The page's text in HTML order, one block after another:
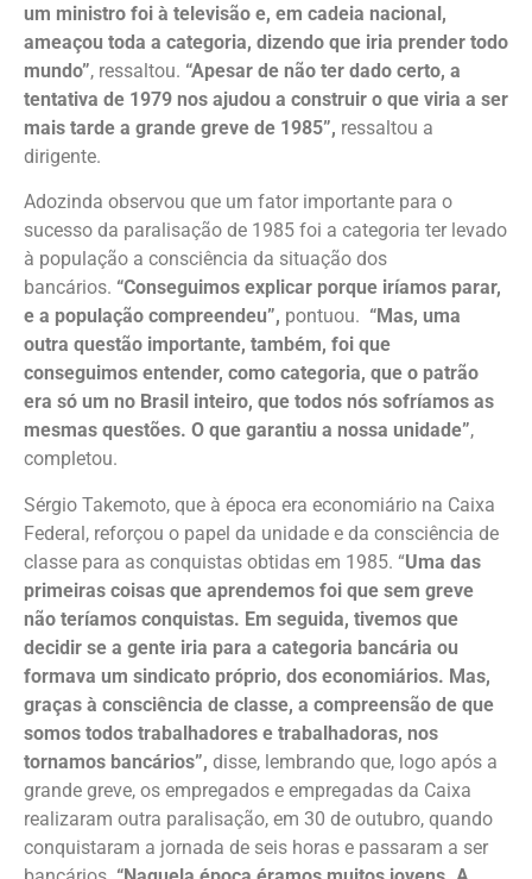
um ministro foi à televisão e, em cadeia nacional,
ameaçou toda a categoria, dizendo que iria prender todo
mundo”, ressaltou. “Apesar de não ter dado certo, a
tentativa de 1979 nos ajudou a construir o que viria a ser
mais tarde a grande greve de 1985”, ressaltou a
dirigente.
Adozinda observou que um fator importante para o
sucesso da paralisação de 1985 foi a categoria ter levado
à população a consciência da situação dos
bancários. “Conseguimos explicar porque iríamos parar,
e a população compreendeu”, pontuou. “Mas, uma
outra questão importante, também, foi que
conseguimos entender, como categoria, que o patrão
era só um no Brasil inteiro, que todos nós sofríamos as
mesmas questões. O que garantiu a nossa unidade”,
completou.
Sérgio Takemoto, que à época era economiário na Caixa
Federal, reforçou o papel da unidade e da consciência de
classe para as conquistas obtidas em 1985. “Uma das
primeiras coisas que aprendemos foi que sem greve
não teríamos conquistas. Em seguida, tivemos que
decidir se a gente iria para a categoria bancária ou
formava um sindicato próprio, dos economiários. Mas,
graças à consciência de classe, a compreensão de que
somos todos trabalhadores e trabalhadoras, nos
tornamos bancários”, disse, lembrando que, logo após a
grande greve, os empregados e empregadas da Caixa
realizaram outra paralisação, em 30 de outubro, quando
conquistaram a jornada de seis horas e passaram a ser